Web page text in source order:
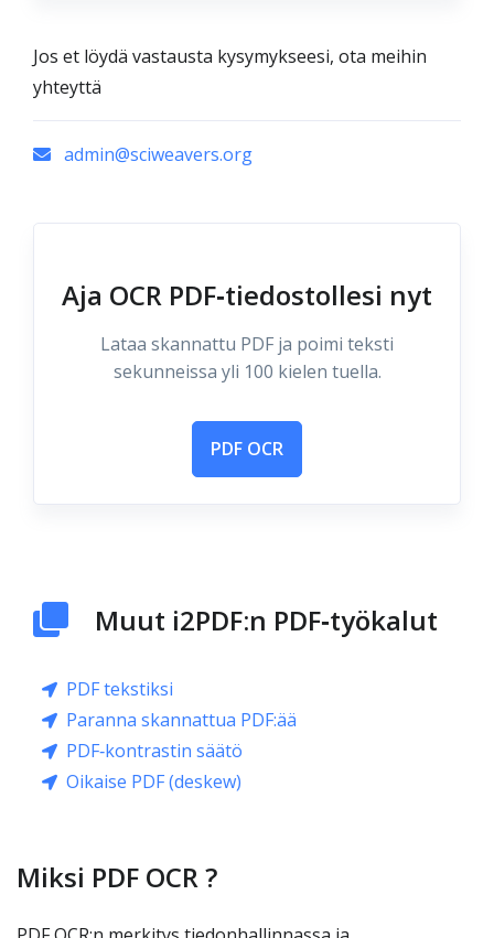
Jos et löydä vastausta kysymykseesi, ota meihin
yhteyttä
admin@sciweavers.org
Aja OCR PDF‑tiedostollesi nyt
Lataa skannattu PDF ja poimi teksti
sekunneissa yli 100 kielen tuella.
PDF OCR
Muut i2PDF:n PDF‑työkalut
PDF tekstiksi
Paranna skannattua PDF:ää
PDF‑kontrastin säätö
Oikaise PDF (deskew)
Miksi PDF OCR ?